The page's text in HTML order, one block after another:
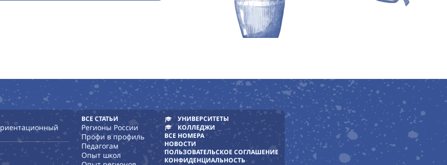
ВСЕ СТАТЬИ
Регионы России
Профи в профиль
Педагогам
Опыт школ
УНИВЕРСИТЕТЫ
КОЛЛЕДЖИ
ВСЕ НОМЕРА
НОВОСТИ
ПОЛЬЗОВАТЕЛЬСКОЕ СОГЛАШЕНИЕ
КОНФИДЕНЦИАЛЬНОСТЬ